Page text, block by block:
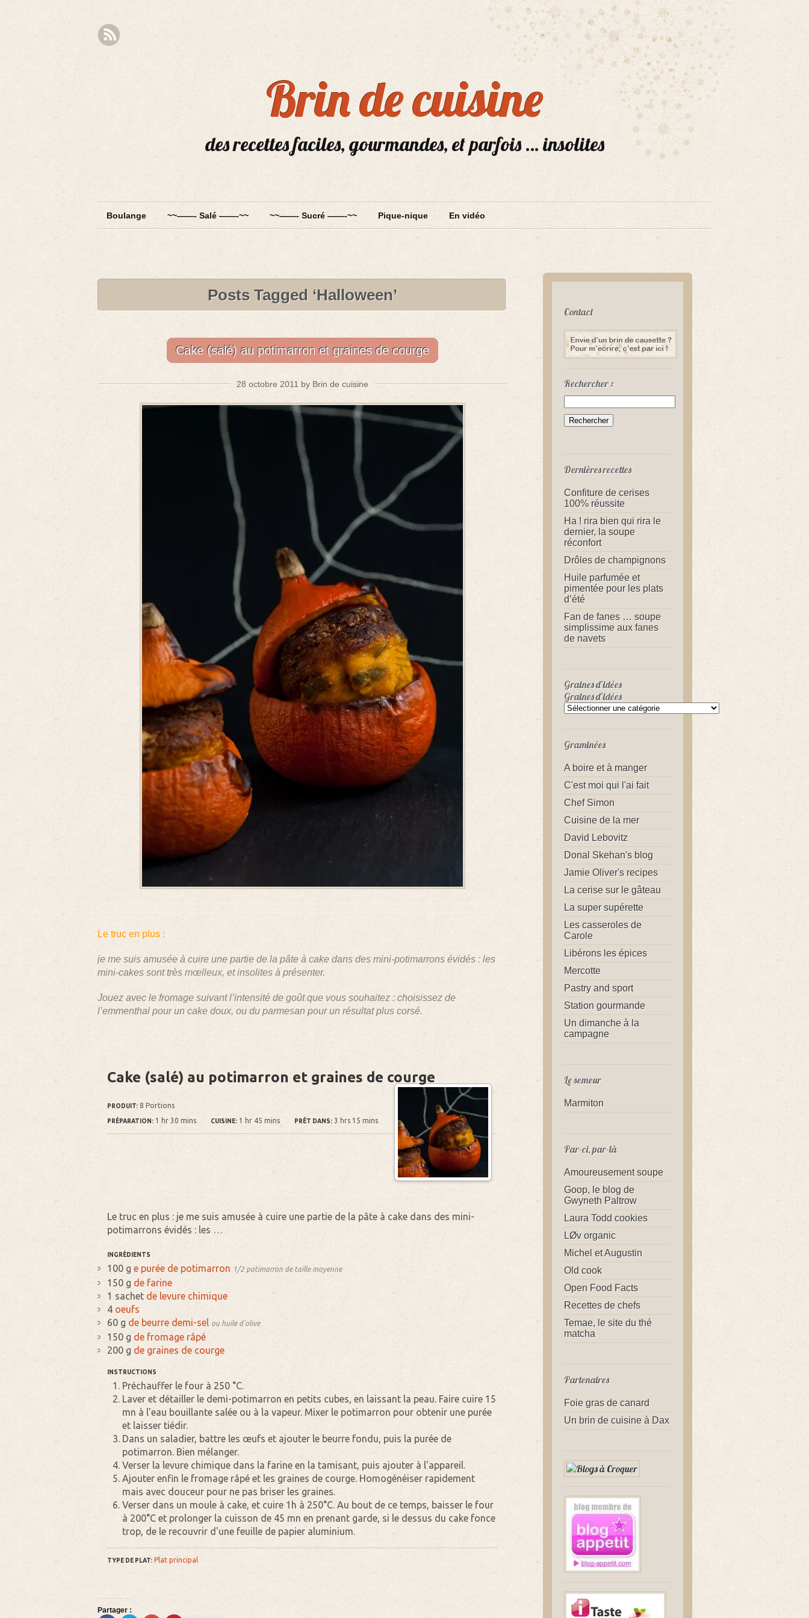
Brin de cuisine
des recettes faciles, gourmandes, et parfois … insolites
Boulange ~~——- Salé ——-~~ ~~——- Sucré ——-~~ Pique-nique En vidéo
Posts Tagged ‘Halloween’
Cake (salé) au potimarron et graines de courge
28 octobre 2011 by Brin de cuisine
Le truc en plus :
je me suis amusée à cuire une partie de la pâte à cake dans des mini-potimarrons évidés : les
mini-cakes sont très mœlleux, et insolites à présenter.
Jouez avec le fromage suivant l’intensité de goût que vous souhaitez : choisissez de
l’emmenthal pour un cake doux, ou du parmesan pour un résultat plus corsé.
Cake (salé) au potimarron et graines de courge
PRODUIT: 8 Portions
PRÉPARATION: 1 hr 30 mins CUISINE: 1 hr 45 mins PRÊT DANS: 3 hrs 15 mins
Le truc en plus : je me suis amusée à cuire une partie de la pâte à cake dans des mini-
potimarrons évidés : les …
INGRÉDIENTS
100 g e purée de potimarron 1/2 potimarron de taille moyenne
150 g de farine
1 sachet de levure chimique
4 oeufs
60 g de beurre demi-sel ou huile d'olive
150 g de fromage râpé
200 g de graines de courge
INSTRUCTIONS
Préchauffer le four à 250 °C.
Laver et détailler le demi-potimarron en petits cubes, en laissant la peau. Faire cuire 15
mn à l'eau bouillante salée ou à la vapeur. Mixer le potimarron pour obtenir une purée
et laisser tiédir.
Dans un saladier, battre les œufs et ajouter le beurre fondu, puis la purée de
potimarron. Bien mélanger.
Verser la levure chimique dans la farine en la tamisant, puis ajouter à l'appareil.
Ajouter enfin le fromage râpé et les graines de courge. Homogénéiser rapidement
mais avec douceur pour ne pas briser les graines.
Verser dans un moule à cake, et cuire 1h à 250°C. Au bout de ce temps, baisser le four
à 200°C et prolonger la cuisson de 45 mn en prenant garde, si le dessus du cake fonce
trop, de le recouvrir d'une feuille de papier aluminium.
TYPE DE PLAT: Plat principal
Partager :
Contact
Rechercher :
Dernières recettes
Confiture de cerises
100% réussite
Ha ! rira bien qui rira le
dernier, la soupe
réconfort
Drôles de champignons
Huile parfumée et
pimentée pour les plats
d’été
Fan de fanes … soupe
simplissime aux fanes
de navets
Graines d’idées
Graines d’idées
Graminées
A boire et à manger
C'est moi qui l'ai fait
Chef Simon
Cuisine de la mer
David Lebovitz
Donal Skehan's blog
Jamie Oliver's recipes
La cerise sur le gâteau
La super supérette
Les casseroles de
Carole
Libérons les épices
Mercotte
Pastry and sport
Station gourmande
Un dimanche à la
campagne
Le semeur
Marmiton
Par-ci, par-là
Amoureusement soupe
Goop, le blog de
Gwyneth Paltrow
Laura Todd cookies
LØv organic
Michel et Augustin
Old cook
Open Food Facts
Recettes de chefs
Temae, le site du thé
matcha
Partenaires
Foie gras de canard
Un brin de cuisine à Dax